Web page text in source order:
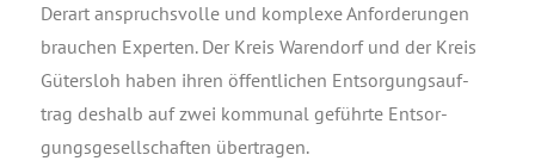
Der­art anspruchs­vol­le und kom­ple­xe Anfor­de­run­gen
brau­chen Exper­ten. Der Kreis Waren­dorf und der Kreis
Güters­loh haben ihren öffent­li­chen Ent­sor­gungs­auf­
trag des­halb auf zwei kom­mu­nal geführ­te Ent­sor­
gungs­ge­sell­schaf­ten übertragen.